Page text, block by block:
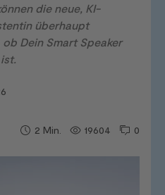
die neue, KI-
überhaupt
ob Dein Smart Speaker
0
19604
2 Min.